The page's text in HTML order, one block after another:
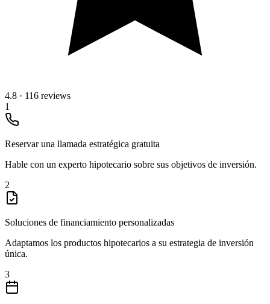
4.8 · 116 reviews
1
Reservar una llamada estratégica gratuita
Hable con un experto hipotecario sobre sus objetivos de inversión.
2
Soluciones de financiamiento personalizadas
Adaptamos los productos hipotecarios a su estrategia de inversión
única.
3